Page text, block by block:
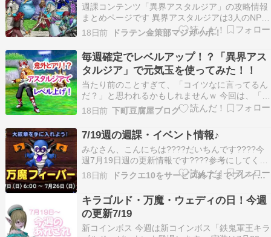
週課コンテンツ「異界アスタルジア」の攻略情報
まとめページです 異界アスタルジアは3人のNPC
キャラとパーティを組んで冒険する1人用の探索
系バトルコンテンツ 新アクセ「こころ」が入手で
き、装備していいるとバトル中に1度だけ強力な
召喚技を使えるようになります 異界アスタルジア
を始める…
18日前 ドラテン金策部マジガッポ！
毎週確定でレベルアップ！？「異界アス
タルジア」で元気玉を使ってみた！！
当たり前のことすぎて、「コイツなに言ってるん
だ？」と思われるかもしれませんｗ 今回は、「異
界アスタルジアでレベル上げはアリなのか」を検
証しました ドラゴンクエストXランキング 週
課！！ 日曜日ということで、「異界アスタルジ
ア」に行ってきました ふと思いましたが、みなさ
んって普段ど…
18日前 下町豆腐屋ブログ
7/19週の週課・イベント情報♪
みなさん、こんにちは????だいちんです????今
週7月19日週の更新情報です????参考にしてくれ
たら嬉しいです????2026年7月19日(日) ～ 2026
年7月25日(土)までのものです。ドラゴンクエス
トXランキング 目次 ①週課 ②隔週課 ③月課 ④イ
ベント情報 ①週課…
18日前 ドラクエ10をサービス終了までプレイしたプクリポのお話
キラゴルド・万魔・ウェディの日！今週
の更新7/19
新コインボス 今週は新コインボス「鉄鬼軍王キラ